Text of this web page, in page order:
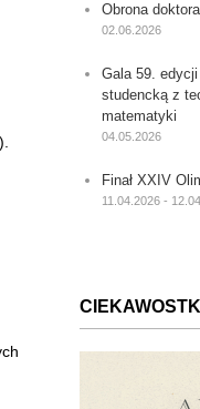
).
Obrona
02.06.2026
Gala 59.
studencką z
matematyki
04.05.2026
Finał XXIV
11.04.2026 -
CIEKAWOSTKI